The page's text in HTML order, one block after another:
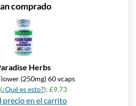
comprado
Herbs
(250mg) 60 vcaps
¿Qué es esto?): £9.73
precio en el carrito